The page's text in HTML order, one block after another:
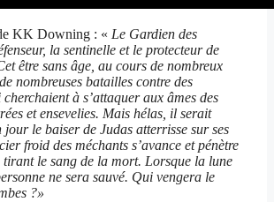
KK Downing : « Le Gardien des
la sentinelle et le protecteur de
être sans âge, au cours de nombreux
nombreuses batailles contre des
à s’attaquer aux âmes des
et ensevelies. Mais hélas, il serait
jour le baiser de Judas atterrisse sur ses
froid des méchants s’avance et pénètre
le sang de la mort. Lorsque la lune
ne sera sauvé. Qui vengera le
?»